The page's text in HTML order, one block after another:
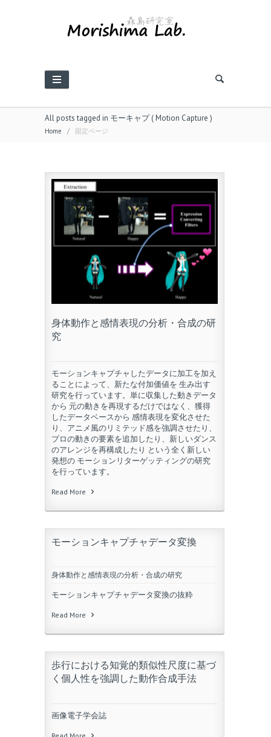
All posts tagged in モーキャプ ( Motion Capture )
Home / 固定ページ
身体動作と感情表現の分析・合成の研
究
モーションキャプチャしたデータに加工を加え
ることによって、新たな付加価値を 生み出す
研究を行っています。単に収集した動きデータ
から 元の動きを再現するだけではなく、獲得
したデータベースから 感情表現を変化させた
り、アニメ風のリミテッド感を強調させたり、
プロの動きの要素を追加したり、新しいダンス
のアレンジを再構成したり という全く新しい
発想の モーションリターゲッティングの研究
を行っています。
Read More
モーションキャプチャデータ変換
身体動作と感情表現の分析・合成の研究
モーションキャプチャデータ変換の抜粋
Read More
歩行における知覚的類似性尺度に基づ
く個人性を強調した動作合成手法
画像電子学会誌